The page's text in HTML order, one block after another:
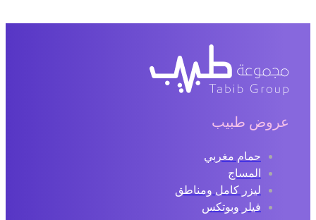
عروض طبيب
حمام مغربي
المساج
ليزر كامل ومناطق
فيلر وبوتكس